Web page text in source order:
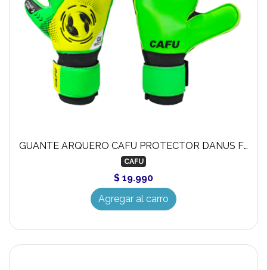
GUANTE ARQUERO CAFU PROTECTOR DANUS FERULA LIMO
CAFU
$ 19.990
Agregar al carro